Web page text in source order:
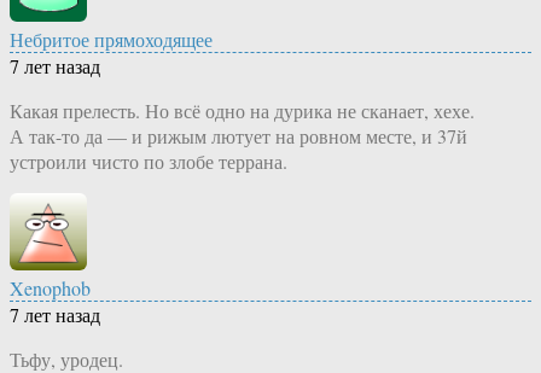
Небритое прямоходящее
7 лет назад
Какая прелесть. Но всё одно на дурика не сканает, хехе.
А так-то да — и рижым лютует на ровном месте, и 37й
устроили чисто по злобе террана.
Xenophob
7 лет назад
Тьфу, уродец.